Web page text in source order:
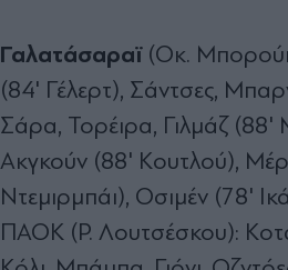
Γαλατάσαραϊ(Οκ.
(84' Γέλερτ), Σάντσες,
Σάρα, Τορέιρα, Γιλμάζ (88'
Ακγκούν (88' Κουτλού),
Ντεμιρμπάι), Οσιμέν (78'
ΠΑΟΚ (Ρ. Λουτσέσκου):